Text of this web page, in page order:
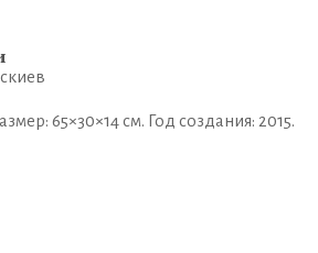
65×30×14 см. Год создания: 2015.